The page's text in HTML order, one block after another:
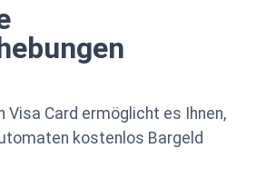
Visa Card ermöglicht es Ihnen,
kostenlos Bargeld